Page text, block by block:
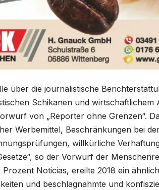
über die journalistische
Schikanen und wirtschaftlichem
von „Reporter ohne Grenzen“.
Werbemittel, Beschränkungen bei
willkürliche
so der Vorwurf der
Noticias, ereilte 2018 ein
und beschlagnahmte und